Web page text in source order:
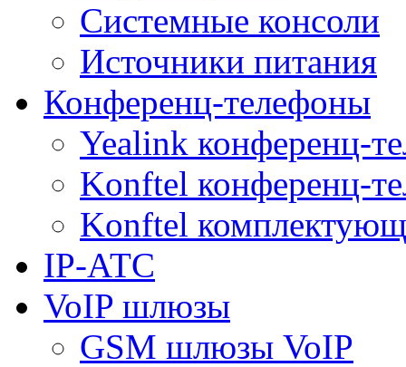
Системные консоли
Источники питания
Конференц-телефоны
Yealink конференц-
Konftel конференц-
Konftel
IP-АТС
VoIP шлюзы
GSM шлюзы VoIP